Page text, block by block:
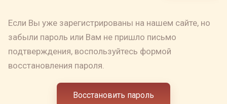
Если Вы уже зарегистрированы на нашем сайте, но
забыли пароль или Вам не пришло письмо
подтверждения, воспользуйтесь формой
восстановления пароля.
Восстановить пароль